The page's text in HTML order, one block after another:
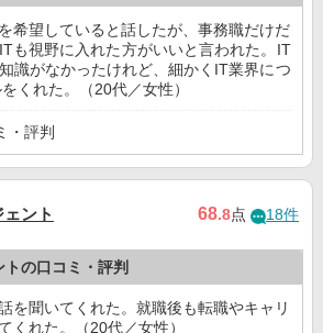
希望していると話したが、事務職だけだ
も視野に入れた方がいいと言われた。IT
識がなかったけれど、細かくIT業界につ
くれた。（20代／女性）
・評判
ント 68.8点 18件
の口コミ・評判
を聞いてくれた。就職後も転職やキャリ
くれた。（20代／女性）